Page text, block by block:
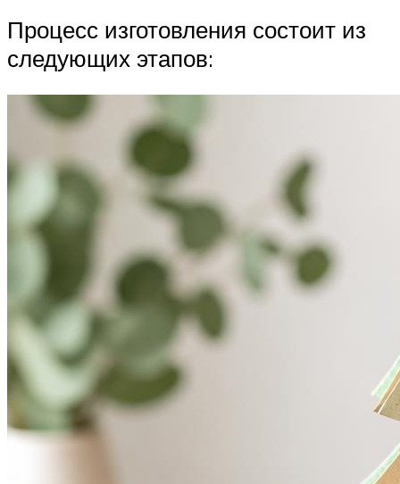
Процесс изготовления состоит из
следующих этапов: